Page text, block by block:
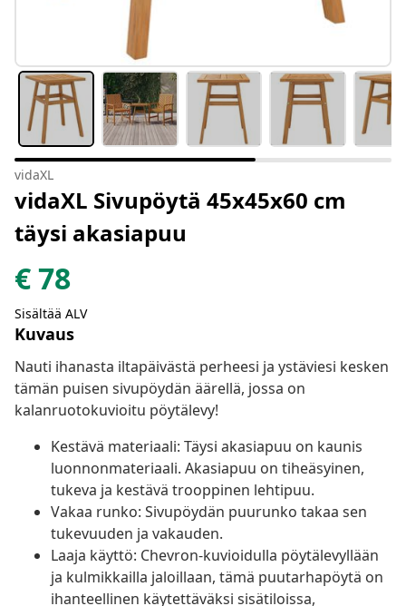
vidaXL
vidaXL Sivupöytä 45x45x60 cm
täysi akasiapuu
€78
Sisältää ALV
Kuvaus
Nauti ihanasta iltapäivästä perheesi ja ystäviesi kesken
tämän puisen sivupöydän äärellä, jossa on
kalanruotokuvioitu pöytälevy!
Kestävä materiaali: Täysi akasiapuu on kaunis
luonnonmateriaali. Akasiapuu on tiheäsyinen,
tukeva ja kestävä trooppinen lehtipuu.
Vakaa runko: Sivupöydän puurunko takaa sen
tukevuuden ja vakauden.
Laaja käyttö: Chevron-kuvioidulla pöytälevyllään
ja kulmikkailla jaloillaan, tämä puutarhapöytä on
ihanteellinen käytettäväksi sisätiloissa,